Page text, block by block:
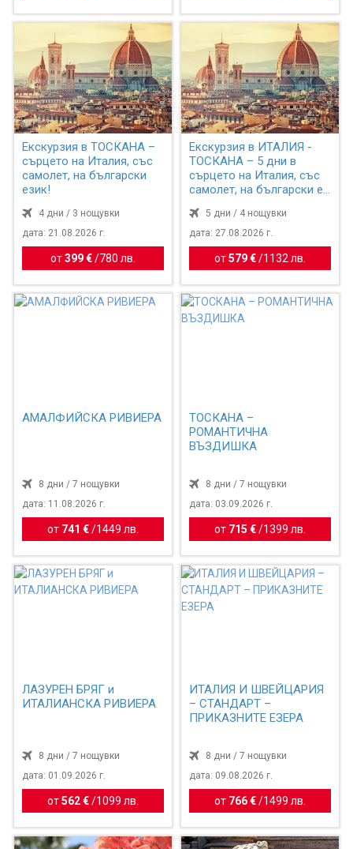
Екскурзия в ТОСКАНА –
сърцето на Италия, със
самолет, на български
език!
4 дни / 3 нощувки
дата: 21.08.2026 г.
от399 € / 780 лв.
Екскурзия в ИТАЛИЯ -
ТОСКАНА – 5 дни в
сърцето на Италия, със
самолет, на български е...
5 дни / 4 нощувки
дата: 27.08.2026 г.
от579 €/ 1132 лв.
АМАЛФИЙСКА РИВИЕРА
8 дни / 7 нощувки
дата: 11.08.2026 г.
от 741 € / 1449 лв.
ТОСКАНА –
РОМАНТИЧНА
ВЪЗДИШКА
8 дни / 7 нощувки
дата: 03.09.2026 г.
от 715 €/ 1399 лв.
ЛАЗУРЕН БРЯГ и
ИТАЛИАНСКА РИВИЕРА
8 дни / 7 нощувки
дата: 01.09.2026 г.
от562 € / 1099 лв.
ИТАЛИЯ И ШВЕЙЦАРИЯ
– СТАНДАРТ –
ПРИКАЗНИТЕ ЕЗЕРА
8 дни / 7 нощувки
дата: 09.08.2026 г.
от 766 €/ 1499 лв.